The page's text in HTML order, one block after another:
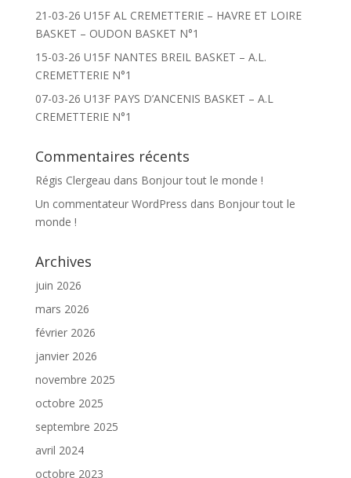
21-03-26 U15F AL CREMETTERIE – HAVRE ET LOIRE
BASKET – OUDON BASKET N°1
15-03-26 U15F NANTES BREIL BASKET – A.L.
CREMETTERIE N°1
07-03-26 U13F PAYS D’ANCENIS BASKET – A.L
CREMETTERIE N°1
Commentaires récents
Régis Clergeau dans Bonjour tout le monde !
Un commentateur WordPress dans Bonjour tout le
monde !
Archives
juin 2026
mars 2026
février 2026
janvier 2026
novembre 2025
octobre 2025
septembre 2025
avril 2024
octobre 2023